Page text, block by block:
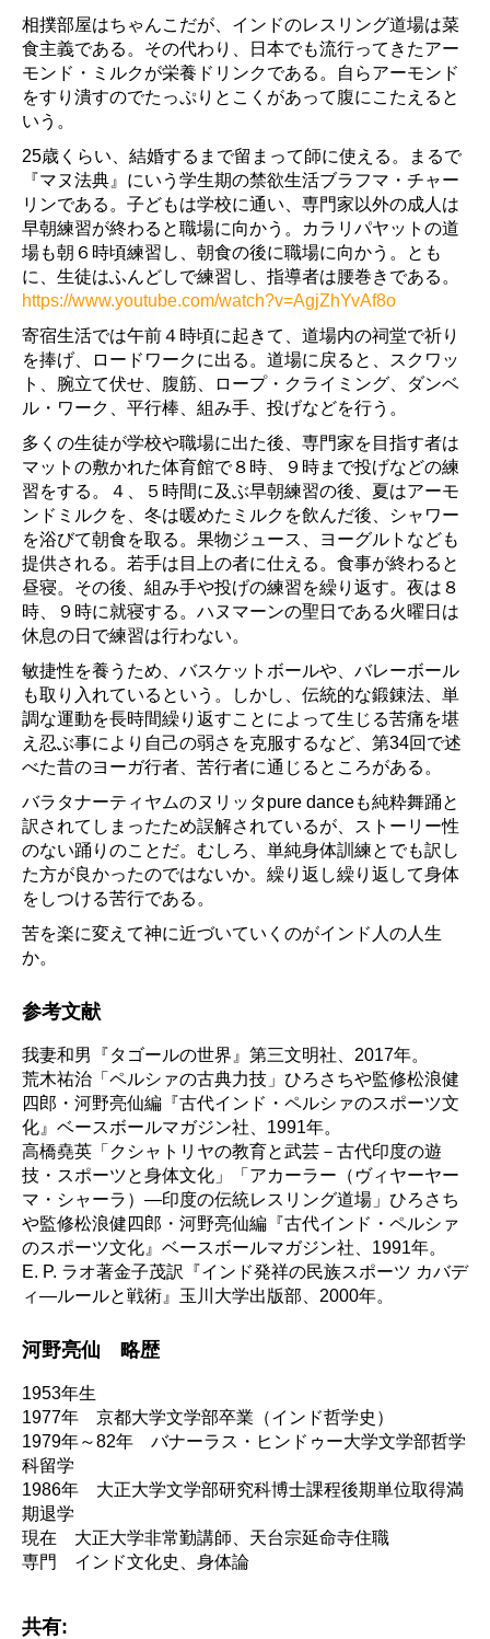
相撲部屋はちゃんこだが、インドのレスリング道場は菜
食主義である。その代わり、日本でも流行ってきたアー
モンド・ミルクが栄養ドリンクである。自らアーモンド
をすり潰すのでたっぷりとこくがあって腹にこたえると
いう。
25歳くらい、結婚するまで留まって師に使える。まるで
『マヌ法典』にいう学生期の禁欲生活ブラフマ・チャー
リンである。子どもは学校に通い、専門家以外の成人は
早朝練習が終わると職場に向かう。カラリパヤットの道
場も朝６時頃練習し、朝食の後に職場に向かう。とも
に、生徒はふんどしで練習し、指導者は腰巻きである。
https://www.youtube.com/watch?v=AgjZhYvAf8o
寄宿生活では午前４時頃に起きて、道場内の祠堂で祈り
を捧げ、ロードワークに出る。道場に戻ると、スクワッ
ト、腕立て伏せ、腹筋、ロープ・クライミング、ダンベ
ル・ワーク、平行棒、組み手、投げなどを行う。
多くの生徒が学校や職場に出た後、専門家を目指す者は
マットの敷かれた体育館で８時、９時まで投げなどの練
習をする。４、５時間に及ぶ早朝練習の後、夏はアーモ
ンドミルクを、冬は暖めたミルクを飲んだ後、シャワー
を浴びて朝食を取る。果物ジュース、ヨーグルトなども
提供される。若手は目上の者に仕える。食事が終わると
昼寝。その後、組み手や投げの練習を繰り返す。夜は８
時、９時に就寝する。ハヌマーンの聖日である火曜日は
休息の日で練習は行わない。
敏捷性を養うため、バスケットボールや、バレーボール
も取り入れているという。しかし、伝統的な鍛錬法、単
調な運動を長時間繰り返すことによって生じる苦痛を堪
え忍ぶ事により自己の弱さを克服するなど、第34回で述
べた昔のヨーガ行者、苦行者に通じるところがある。
バラタナーティヤムのヌリッタpure danceも純粋舞踊と
訳されてしまったため誤解されているが、ストーリー性
のない踊りのことだ。むしろ、単純身体訓練とでも訳し
た方が良かったのではないか。繰り返し繰り返して身体
をしつける苦行である。
苦を楽に変えて神に近づいていくのがインド人の人生
か。
参考文献
我妻和男『タゴールの世界』第三文明社、2017年。
荒木祐治「ペルシァの古典力技」ひろさちや監修松浪健
四郎・河野亮仙編『古代インド・ペルシァのスポーツ文
化』ベースボールマガジン社、1991年。
高橋堯英「クシャトリヤの教育と武芸－古代印度の遊
技・スポーツと身体文化」「アカーラー（ヴィヤーヤー
マ・シャーラ）—印度の伝統レスリング道場」ひろさち
や監修松浪健四郎・河野亮仙編『古代インド・ペルシァ
のスポーツ文化』ベースボールマガジン社、1991年。
E. P. ラオ著金子茂訳『インド発祥の民族スポーツ カバデ
ィ―ルールと戦術』玉川大学出版部、2000年。
河野亮仙 略歴
1953年生
1977年 京都大学文学部卒業（インド哲学史）
1979年～82年 バナーラス・ヒンドゥー大学文学部哲学
科留学
1986年 大正大学文学部研究科博士課程後期単位取得満
期退学
現在 大正大学非常勤講師、天台宗延命寺住職
専門 インド文化史、身体論
共有: